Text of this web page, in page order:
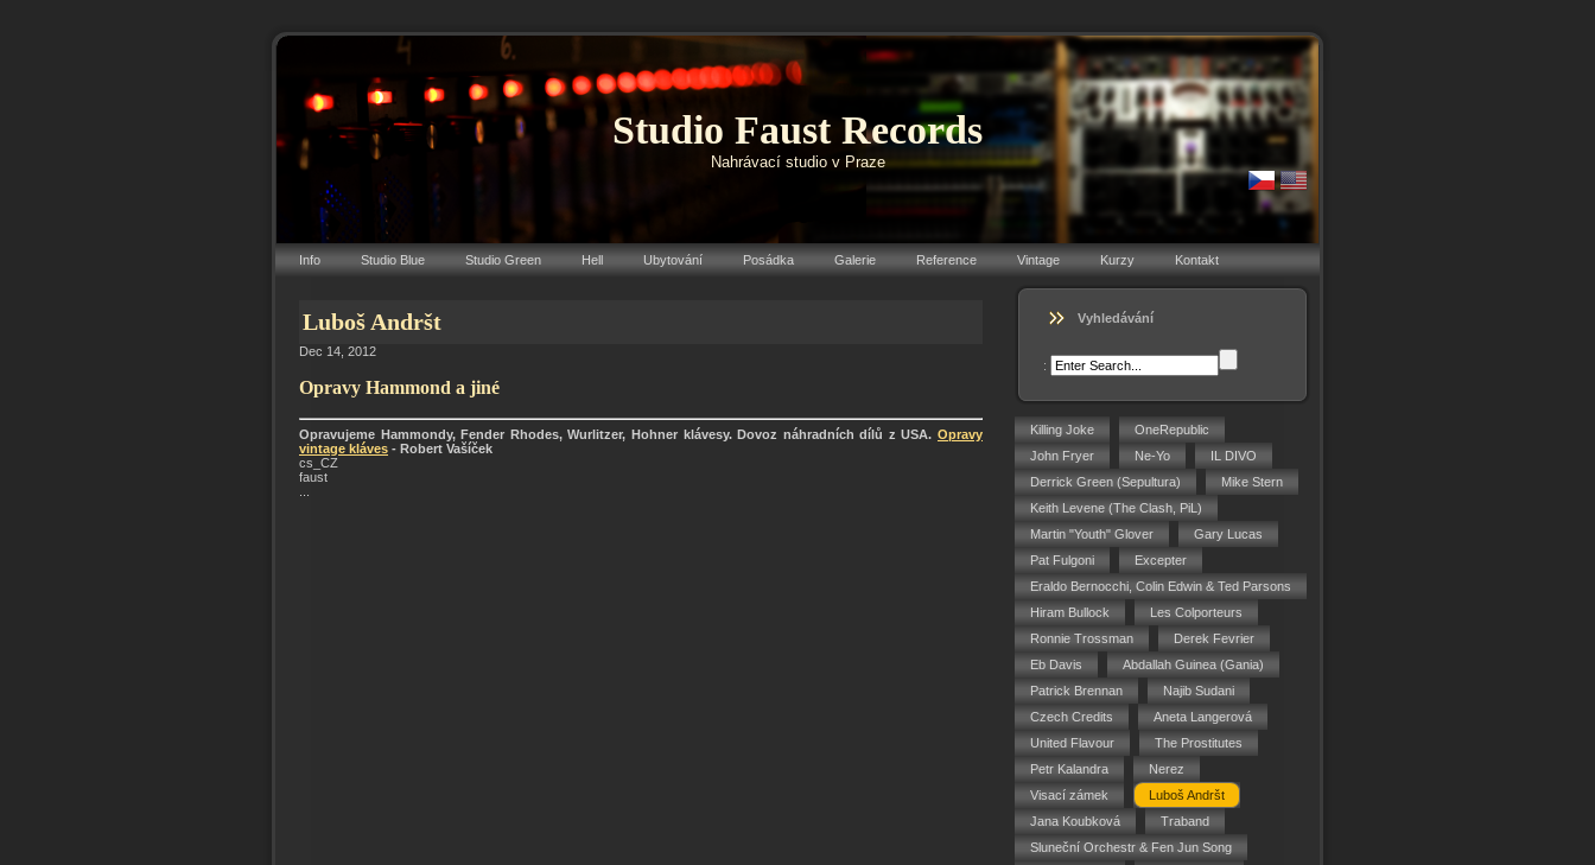
Studio Faust Records
Nahrávací studio v Praze
Info Studio Blue Studio Green Hell Ubytování Posádka Galerie Reference Vintage Kurzy Kontakt
Luboš Andršt
Dec 14, 2012
Opravy Hammond a jiné
Opravujeme Hammondy, Fender Rhodes, Wurlitzer, Hohner klávesy. Dovoz náhradních dílů z USA. Opravy
vintage kláves - Robert Vašíček
cs_CZ
faust
Vyhledávání
:
Killing Joke
OneRepublic
John Fryer
Ne-Yo
IL DIVO
Derrick Green (Sepultura)
Mike Stern
Keith Levene (The Clash, PiL)
Martin "Youth" Glover
Gary Lucas
Pat Fulgoni
Excepter
Eraldo Bernocchi, Colin Edwin & Ted Parsons
Hiram Bullock
Les Colporteurs
Ronnie Trossman
Derek Fevrier
Eb Davis
Abdallah Guinea (Gania)
Patrick Brennan
Najib Sudani
Czech Credits
Aneta Langerová
United Flavour
The Prostitutes
Petr Kalandra
Nerez
Visací zámek
Luboš Andršt
Jana Koubková
Traband
Sluneční Orchestr & Fen Jun Song